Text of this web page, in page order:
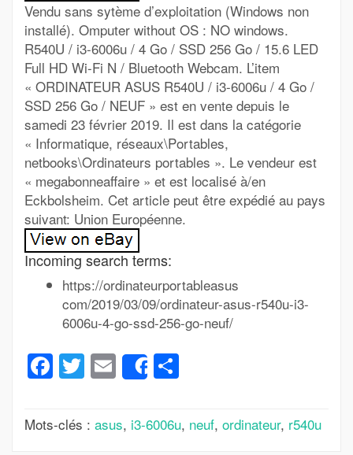
Vendu sans sytème d’exploitation (Windows non
installé). Omputer without OS : NO windows.
R540U / i3-6006u / 4 Go / SSD 256 Go / 15.6 LED
Full HD Wi-Fi N / Bluetooth Webcam. L’item
« ORDINATEUR ASUS R540U / i3-6006u / 4 Go /
SSD 256 Go / NEUF » est en vente depuis le
samedi 23 février 2019. Il est dans la catégorie
« Informatique, réseaux\Portables,
netbooks\Ordinateurs portables ». Le vendeur est
« megabonneaffaire » et est localisé à/en
Eckbolsheim. Cet article peut être expédié au pays
suivant: Union Européenne.
Incoming search terms:
https://ordinateurportableasus
com/2019/03/09/ordinateur-asus-r540u-i3-
6006u-4-go-ssd-256-go-neuf/
Facebook
Twitter
Email
Share
Mots-clés : asus, i3-6006u, neuf, ordinateur, r540u